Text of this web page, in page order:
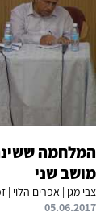
המלחמה
מושב שני
צבי מגן | אפרים הלוי |
05.06.2017